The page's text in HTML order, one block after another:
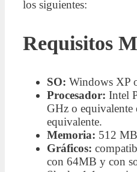
los siguientes:
Requisitos
SO: Windows XP
Procesador: Intel
GHz o
equivalente.
Memoria: 512
Gráficos:
con 64MB y con